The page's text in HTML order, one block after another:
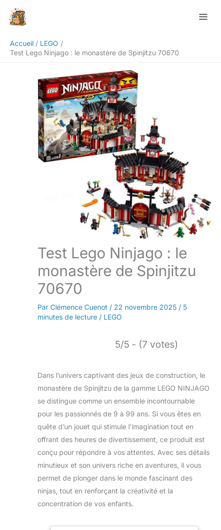
Accueil
LEGO
Test Lego Ninjago : le monastère de Spinjitzu 70670
Test Lego Ninjago : le
monastère de Spinjitzu
70670
Par Clémence Cuenot / 22 novembre 2025 / 5
minutes de lecture / LEGO
5/5 - (7 votes)
Dans l’univers captivant des jeux de construction, le
monastère de Spinjitzu de la gamme LEGO NINJAGO
se distingue comme un ensemble incontournable
pour les passionnés de 9 à 99 ans. Si vous êtes en
quête d’un jouet qui stimule l’imagination tout en
offrant des heures de divertissement, ce produit est
conçu pour répondre à vos attentes. Avec ses détails
minutieux et son univers riche en aventures, il vous
permet de plonger dans le monde fascinant des
ninjas, tout en renforçant la créativité et la
concentration de vos enfants.
Rechercher